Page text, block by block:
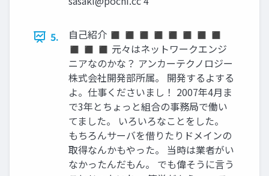
5.
自己紹介 ◼ ◼ ◼ ◼ ◼ ◼ ◼ ◼
◼ ◼ ◼ 元々はネットワークエンジ
ニアなのかな？ アンカーテクノロジー
株式会社開発部所属。 開発するよする
よ。仕事くださいまし！ 2007年4月ま
で3年とちょっと組合の事務局で働い
てました。 いろいろなことをした。
もちろんサーバを借りたりドメインの
取得なんかもやった。 当時は業者がい
なかったんだもん。 でも偉そうに言う